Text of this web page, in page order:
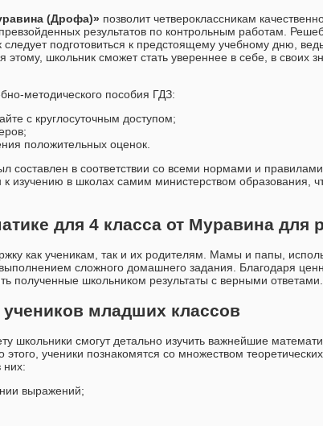
(Дрофа)» позволит четвероклассникам
результатов по контрольным работам.
подготовиться к предстоящему учебному дню,
школьник сможет стать увереннее в себе, в своих
методического пособия ГДЗ:
с круглосуточным доступом;
положительных оценок.
составлен в соответствии со всеми нормами и
изучению в школах самим министерством образования,
для 4 класса от Муравина для
как ученикам, так и их родителям. Мамы и папы,
сложного домашнего задания. Благодаря
полученные школьником результаты с верными ответами.
младших классов
школьники смогут детально изучить важнейшие
ученики познакомятся со множеством
них:
выражений;